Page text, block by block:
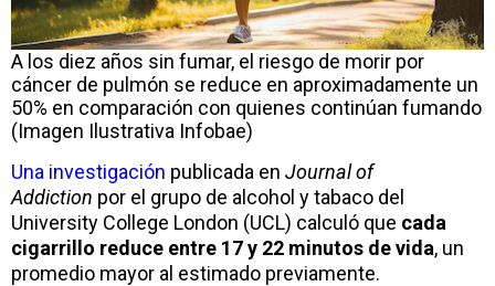
A los diez años sin fumar, el riesgo de morir por
cáncer de pulmón se reduce en aproximadamente un
50% en comparación con quienes continúan fumando
(Imagen Ilustrativa Infobae)
Una investigación publicada en Journal of
Addiction por el grupo de alcohol y tabaco del
University College London (UCL) calculó que cada
cigarrillo reduce entre 17 y 22 minutos de vida, un
promedio mayor al estimado previamente.